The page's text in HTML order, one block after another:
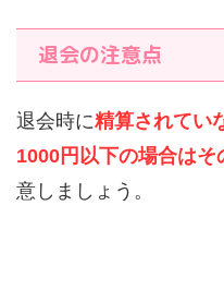
退会の注意点
退会時に精算されてい
1000円以下の場合はそ
意しましょう。